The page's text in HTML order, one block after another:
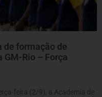
de formação de
GM-Rio – Força
feira (2/9), a Academia de